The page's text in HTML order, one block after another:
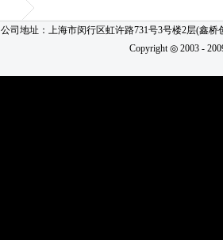
公司地址：上海市闵行区虹许路731号3号楼2层(鑫
Copyright ◎ 2003 -